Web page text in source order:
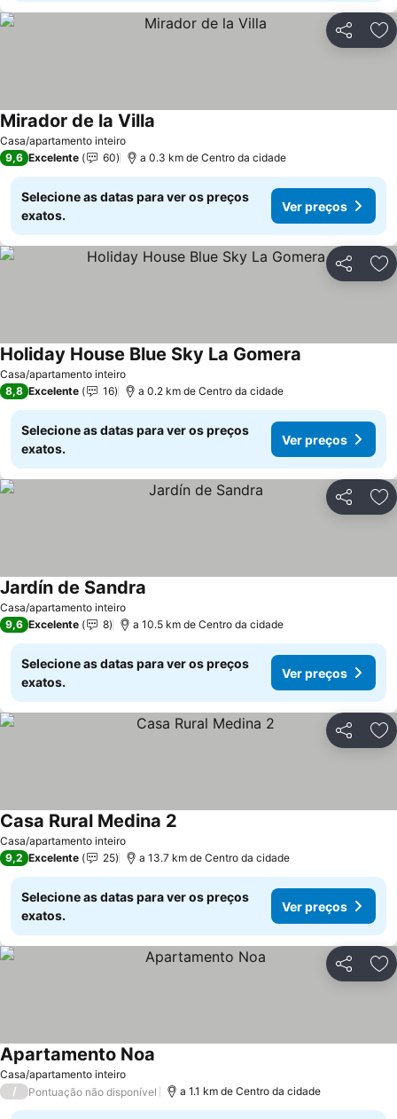
Partilhar
Casa/apartamento inteiro
Mirador de la Villa
9,6 Excelente 60 a 0.3 km de Centro da cidade
Selecione as datas para ver os preços
exatos.
Ver preços
Partilhar
Casa/apartamento inteiro
Holiday House Blue Sky La Gomera
8,8 Excelente 16 a 0.2 km de Centro da cidade
Selecione as datas para ver os preços
exatos.
Ver preços
Partilhar
Casa/apartamento inteiro
Jardín de Sandra
9,6 Excelente 8 a 10.5 km de Centro da cidade
Selecione as datas para ver os preços
exatos.
Ver preços
Partilhar
Casa/apartamento inteiro
Casa Rural Medina 2
9,2 Excelente 25 a 13.7 km de Centro da cidade
Selecione as datas para ver os preços
exatos.
Ver preços
Partilhar
Casa/apartamento inteiro
Apartamento Noa
/ Pontuação não disponível a 1.1 km de Centro da cidade